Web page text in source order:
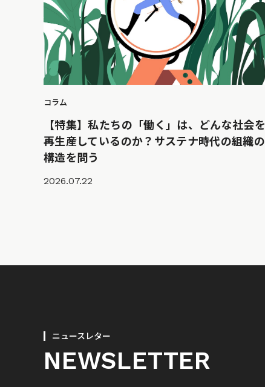
コラム
【特集】私たちの「働く」は、どんな社会を
再生産しているのか？サステナ時代の組織の
構造を問う
2026.07.22
ニュースレター
NEWSLETTER